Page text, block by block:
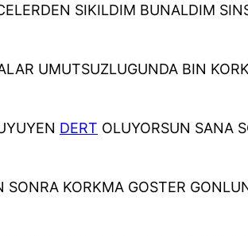
SIKILDIM BUNALDIM
UMUTSUZLUGUNDA BIN
DERT OLUYORSUN SANA
KORKMA GOSTER